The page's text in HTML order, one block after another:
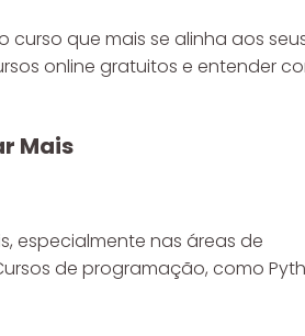
que mais se alinha aos
online gratuitos e entender
Mais
especialmente nas áreas de
de programação, como